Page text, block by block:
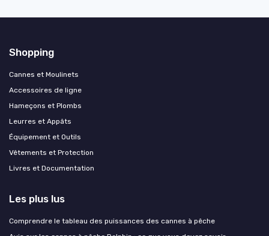
Shopping
Cannes et Moulinets
Accessoires de ligne
Hameçons et Plombs
Leurres et Appâts
Équipement et Outils
Vêtements et Protection
Livres et Documentation
Les plus lus
Comprendre le tableau des puissances des cannes à pêche